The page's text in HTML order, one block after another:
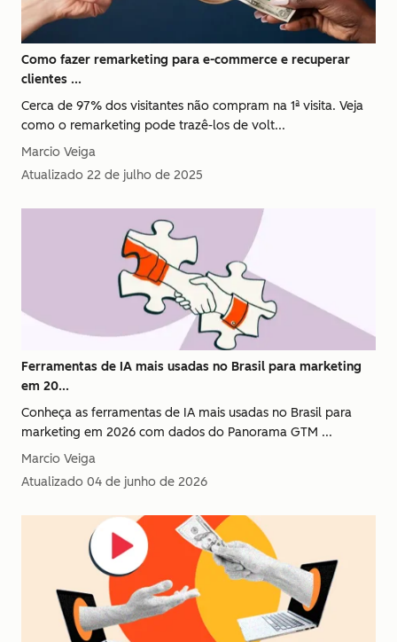
Como fazer remarketing para e-commerce e recuperar
clientes ...
Cerca de 97% dos visitantes não compram na 1ª visita. Veja
como o remarketing pode trazê-los de volt...
Marcio Veiga
Atualizado 22 de julho de 2025
Ferramentas de IA mais usadas no Brasil para marketing
em 20...
Conheça as ferramentas de IA mais usadas no Brasil para
marketing em 2026 com dados do Panorama GTM ...
Marcio Veiga
Atualizado 04 de junho de 2026